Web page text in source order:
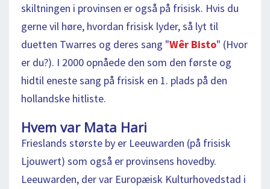
skiltningen i provinsen er også på frisisk. Hvis du
gerne vil høre, hvordan frisisk lyder, så lyt til
duetten Twarres og deres sang "Wêr Bisto" (Hvor
er du?). I 2000 opnåede den som den første og
hidtil eneste sang på frisisk en 1. plads på den
hollandske hitliste.
Hvem var Mata Hari
Frieslands største by er Leeuwarden (på frisisk
Ljouwert) som også er provinsens hovedby.
Leeuwarden, der var Europæisk Kulturhovedstad i